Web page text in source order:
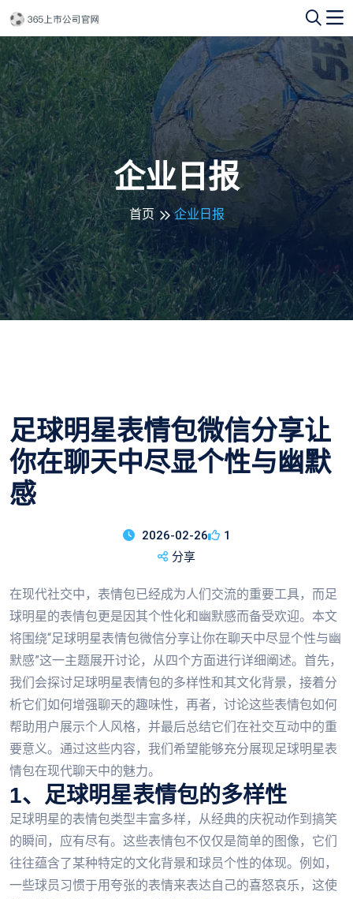
企业日报
首页 企业日报
足球明星表情包微信分享让
你在聊天中尽显个性与幽默
感
2026-02-26
1
分享
在现代社交中，表情包已经成为人们交流的重要工具，而足
球明星的表情包更是因其个性化和幽默感而备受欢迎。本文
将围绕“足球明星表情包微信分享让你在聊天中尽显个性与幽
默感”这一主题展开讨论，从四个方面进行详细阐述。首先，
我们会探讨足球明星表情包的多样性和其文化背景，接着分
析它们如何增强聊天的趣味性，再者，讨论这些表情包如何
帮助用户展示个人风格，并最后总结它们在社交互动中的重
要意义。通过这些内容，我们希望能够充分展现足球明星表
情包在现代聊天中的魅力。
1、足球明星表情包的多样性
足球明星的表情包类型丰富多样，从经典的庆祝动作到搞笑
的瞬间，应有尽有。这些表情包不仅仅是简单的图像，它们
往往蕴含了某种特定的文化背景和球员个性的体现。例如，
一些球员习惯于用夸张的表情来表达自己的喜怒哀乐，这使